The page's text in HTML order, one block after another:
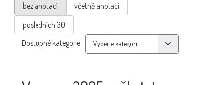
bez anotací
včetně anotací
posledních 30
Dostupné kategorie